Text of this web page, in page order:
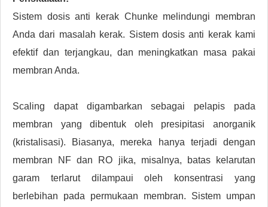
Sistem dosis anti kerak Chunke melindungi membran
Anda dari masalah kerak. Sistem dosis anti kerak kami
efektif dan terjangkau, dan meningkatkan masa pakai
membran Anda.
Scaling dapat digambarkan sebagai pelapis pada
membran yang dibentuk oleh presipitasi anorganik
(kristalisasi). Biasanya, mereka hanya terjadi dengan
membran NF dan RO jika, misalnya, batas kelarutan
garam terlarut dilampaui oleh konsentrasi yang
berlebihan pada permukaan membran. Sistem umpan